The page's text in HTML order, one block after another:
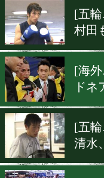
[
[